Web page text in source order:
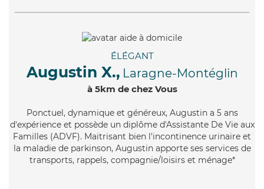
ÉLÉGANT
Augustin X., Laragne-Montéglin
à 5km de chez Vous
Ponctuel, dynamique et généreux, Augustin a 5 ans
d'expérience et possède un diplôme d'Assistante De Vie aux
Familles (ADVF). Maitrisant bien l'incontinence urinaire et
la maladie de parkinson, Augustin apporte ses services de
transports, rappels, compagnie/loisirs et ménage*